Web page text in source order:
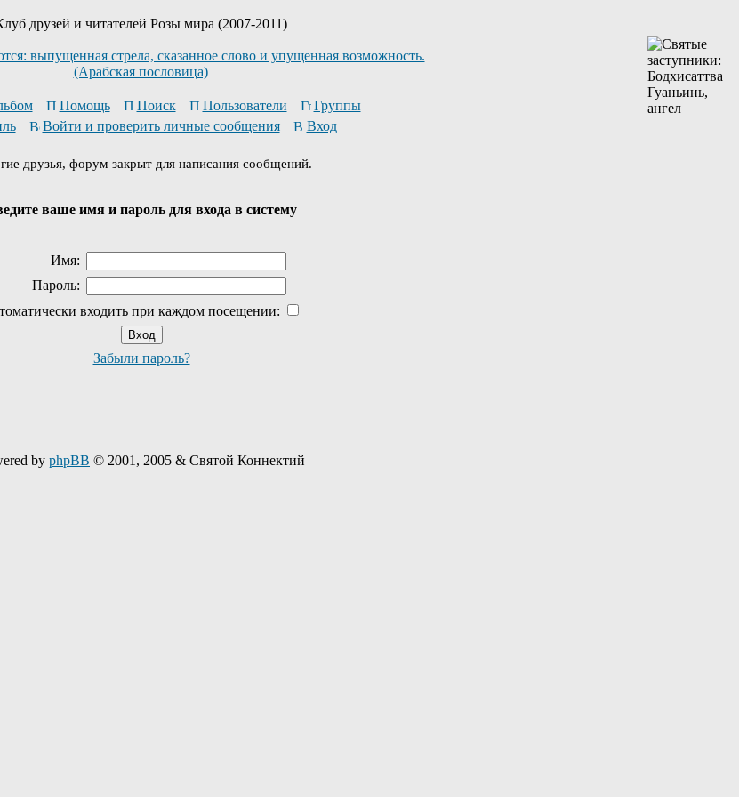
друзей и читателей Розы мира (2007-2011)
выпущенная стрела, сказанное слово и упущенная возможность.
(Арабская пословица)
Помощь Поиск Пользователи
Группы
Войти и проверить личные сообщения Вход
друзья, форум закрыт для написания сообщений.
ваше имя и пароль для входа в систему
Имя:
Пароль:
входить при каждом посещении:
Забыли пароль?
by phpBB © 2001, 2005 & Святой Коннектий